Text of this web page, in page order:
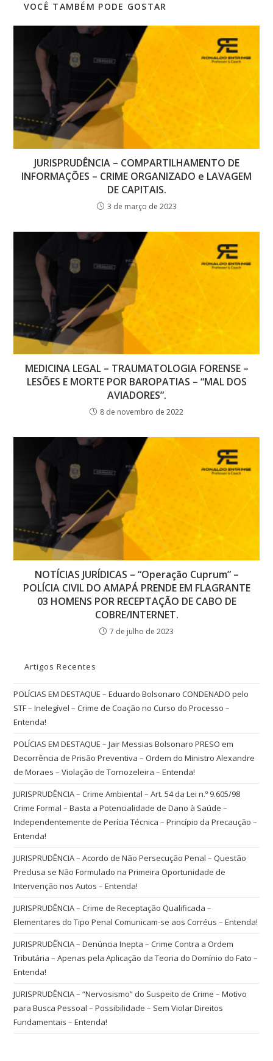
VOCÊ TAMBÉM PODE GOSTAR
JURISPRUDÊNCIA – COMPARTILHAMENTO DE
INFORMAÇÕES – CRIME ORGANIZADO e LAVAGEM
DE CAPITAIS.
3 de março de 2023
MEDICINA LEGAL – TRAUMATOLOGIA FORENSE –
LESÕES E MORTE POR BAROPATIAS – “MAL DOS
AVIADORES”.
8 de novembro de 2022
NOTÍCIAS JURÍDICAS – “Operação Cuprum” –
POLÍCIA CIVIL DO AMAPÁ PRENDE EM FLAGRANTE
03 HOMENS POR RECEPTAÇÃO DE CABO DE
COBRE/INTERNET.
7 de julho de 2023
Artigos Recentes
POLÍCIAS EM DESTAQUE – Eduardo Bolsonaro CONDENADO pelo
STF – Inelegível – Crime de Coação no Curso do Processo –
Entenda!
POLÍCIAS EM DESTAQUE – Jair Messias Bolsonaro PRESO em
Decorrência de Prisão Preventiva – Ordem do Ministro Alexandre
de Moraes – Violação de Tornozeleira – Entenda!
JURISPRUDÊNCIA – Crime Ambiental – Art. 54 da Lei n.º 9.605/98
Crime Formal – Basta a Potencialidade de Dano à Saúde –
Independentemente de Perícia Técnica – Princípio da Precaução –
Entenda!
JURISPRUDÊNCIA – Acordo de Não Persecução Penal – Questão
Preclusa se Não Formulado na Primeira Oportunidade de
Intervenção nos Autos – Entenda!
JURISPRUDÊNCIA – Crime de Receptação Qualificada –
Elementares do Tipo Penal Comunicam-se aos Corréus – Entenda!
JURISPRUDÊNCIA – Denúncia Inepta – Crime Contra a Ordem
Tributária – Apenas pela Aplicação da Teoria do Domínio do Fato –
Entenda!
JURISPRUDÊNCIA – “Nervosismo” do Suspeito de Crime – Motivo
para Busca Pessoal – Possibilidade – Sem Violar Direitos
Fundamentais – Entenda!